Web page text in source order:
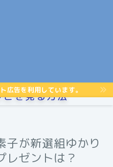
広告を利用しています。
を見る方法
子が新選組ゆかり
レゼントは？